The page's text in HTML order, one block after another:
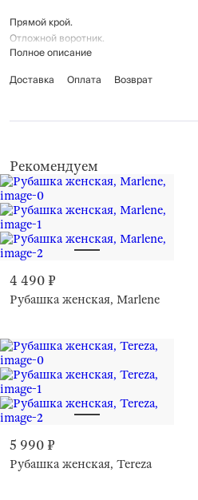
Прямой крой.
Отложной воротник.
Короткие рукава.
Состав: 70% вискоза, 30% нейлон.
Рекомендации по уходу:
сушить на горизонтальной
гладить при низкой температуре (до
профессиональная сухая чистка в
растворителях, внесенных в список для
Полное описание
Доставка
Оплата Возврат
Рекомендуем
4 490 ₽
Рубашка женская, Marlene
5 990 ₽
Рубашка женская, Tereza